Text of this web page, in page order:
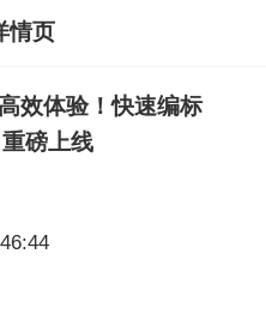
情页
效体验！快速编标
磅上线